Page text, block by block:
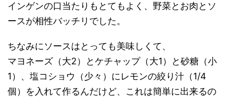
インゲンの口当たりもとてもよく、野菜とお肉とソ
ースが相性バッチリでした。
ちなみにソースはとっても美味しくて、
マヨネーズ（大2）とケチャップ（大1）と砂糖（小
1）、塩コショウ（少々）にレモンの絞り汁（1/4
個）を入れて作るんだけど、これは簡単に出来るの